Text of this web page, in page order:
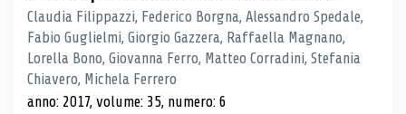
Claudia Filippazzi, Federico Borgna, Alessandro Spedale,
Fabio Guglielmi, Giorgio Gazzera, Raffaella Magnano,
Lorella Bono, Giovanna Ferro, Matteo Corradini, Stefania
Chiavero, Michela Ferrero
anno: 2017, volume: 35, numero: 6